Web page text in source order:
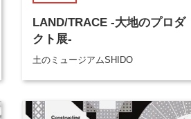
LAND/TRACE -大地のプロダ
クト展-
土のミュージアムSHIDO